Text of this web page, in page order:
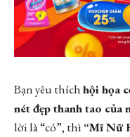
Bạn yêu thíchhội họa
nét đẹp thanh tao của
lời là “có”, thì “Mĩ Nữ